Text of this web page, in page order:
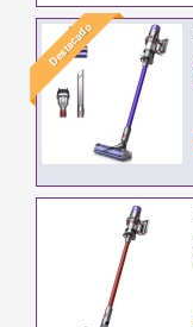
Destacado